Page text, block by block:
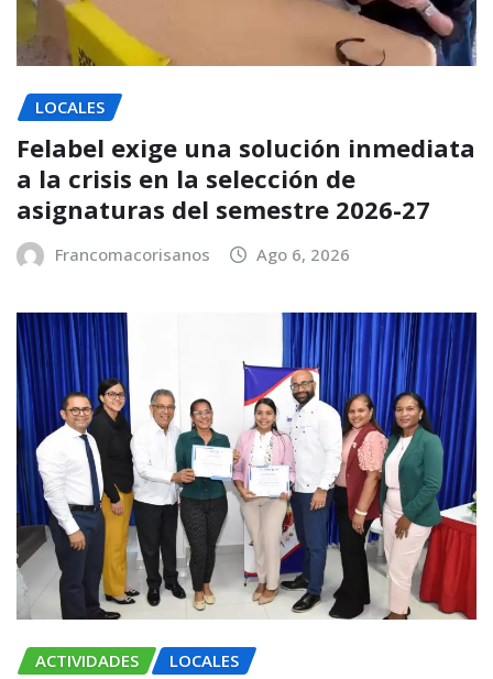
LOCALES
Felabel exige una solución inmediata
a la crisis en la selección de
asignaturas del semestre 2026-27
Francomacorisanos Ago 6, 2026
ACTIVIDADES LOCALES